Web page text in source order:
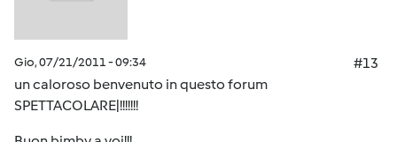
Gio, 07/21/2011 - 09:34
#13
un caloroso benvenuto in questo forum
SPETTACOLARE|!!!!!!!